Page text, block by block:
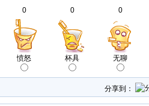
0
愤怒
0
杯具
0
无聊
分享到：